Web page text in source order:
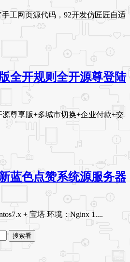
工网页源代码，92开发仿匠匠自适
全开规则全开源尊登陆
源尊享版+多城市切换+企业付款+交
蓝色点赞系统源服务器
+ 宝塔 环境：Nginx 1....
搜索看